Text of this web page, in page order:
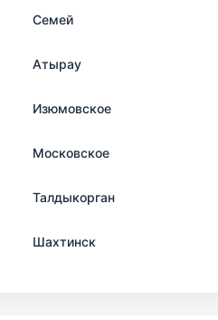
Семей
Атырау
Изюмовское
Московское
Талдыкорган
Шахтинск